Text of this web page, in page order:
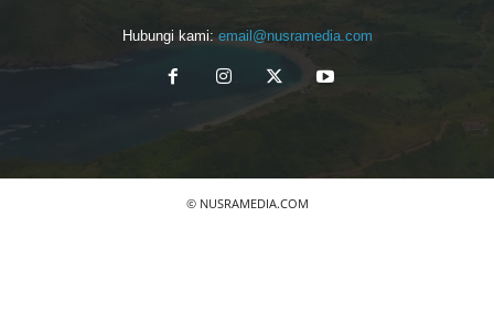
Hubungi kami: email@nusramedia.com
© NUSRAMEDIA.COM